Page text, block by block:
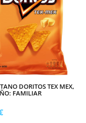
DORITOS TEX MEX,
FAMILIAR